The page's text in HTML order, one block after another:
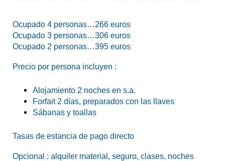
Ocupado 4 personas…266 euros
Ocupado 3 personas…306 euros
Ocupado 2 personas…395 euros
Precio por persona incluyen :
Alojamiento 2 noches en s.a.
Forfait 2 días, preparados con las llaves
Sábanas y toallas
Tasas de estancia de pago directo
Opcional : alquiler material, seguro, clases, noches